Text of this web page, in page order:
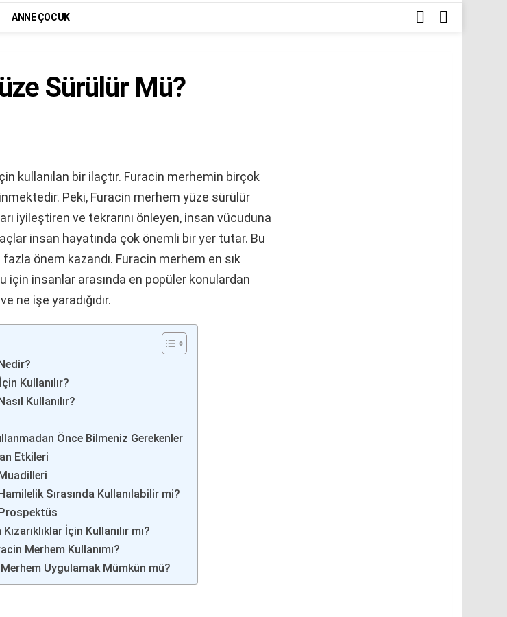
ANNE ÇOCUK
ARA
Sürülür Mü?
kullanılan bir ilaçtır. Furacin merhemin birçok
Peki, Furacin merhem yüze sürülür
iyileştiren ve tekrarını önleyen, insan vücuduna
insan hayatında çok önemli bir yer tutar. Bu
önem kazandı. Furacin merhem en sık
için insanlar arasında en popüler konulardan
ne işe yaradığıdır.
Kullanılır?
Kullanılır?
Önce Bilmeniz Gerekenler
Etkileri
Sırasında Kullanılabilir mi?
İçin Kullanılır mı?
Merhem Kullanımı?
Uygulamak Mümkün mü?